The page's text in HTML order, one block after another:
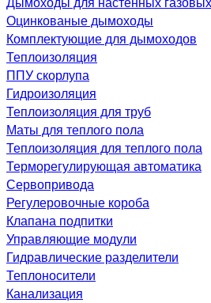
Оцинкованые дымоходы
Комплектующие для дымоходов
Теплоизоляция
ППУ скорлупа
Гидроизоляция
Теплоизоляция для труб
Маты для теплого пола
Теплоизоляция для теплого пола
Терморегулирующая автоматика
Сервопривода
Регулеровочные короба
Клапана подпитки
Управляющие модули
Гидравлические разделители
Теплоносители
Канализация